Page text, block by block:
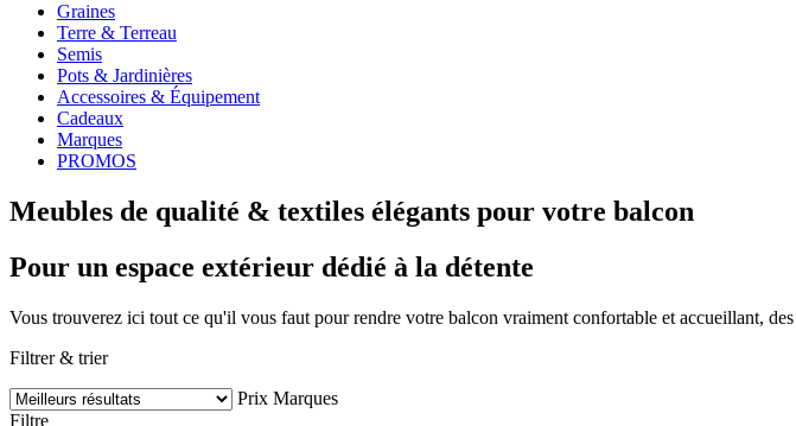
Graines
Terre & Terreau
Semis
Pots & Jardinières
Accessoires & Équipement
Cadeaux
Marques
PROMOS
Meubles de qualité & textiles élégants pour votre balcon
Pour un espace extérieur dédié à la détente
Vous trouverez ici tout ce qu'il vous faut pour rendre votre balcon vraiment confortable et accueillant,
Filtrer & trier
Prix Marques
Filtre